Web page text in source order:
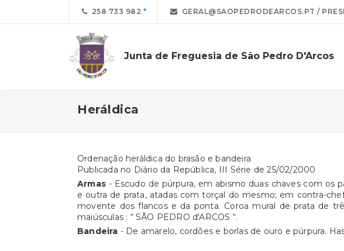
258 733 982 GERAL@SAOPEDRODEARCOS.PT /
Junta de Freguesia de São Pedro D'Arcos
Heráldica
Ordenação heráldica do brasão e bandeira
Publicada no Diário da República, III Série de 25/02/2000
Armas - Escudo de púrpura, em abismo duas chaves com os
e outra de prata, atadas com torçal do mesmo; em contra-
movente dos flancos e da ponta. Coroa mural de prata de
maiúsculas : “ SÃO PEDRO d'ARCOS “.
Bandeira - De amarelo, cordões e borlas de ouro e púrpura.